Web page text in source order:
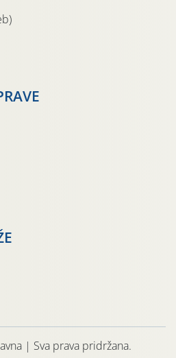
| Sva prava pridržana.